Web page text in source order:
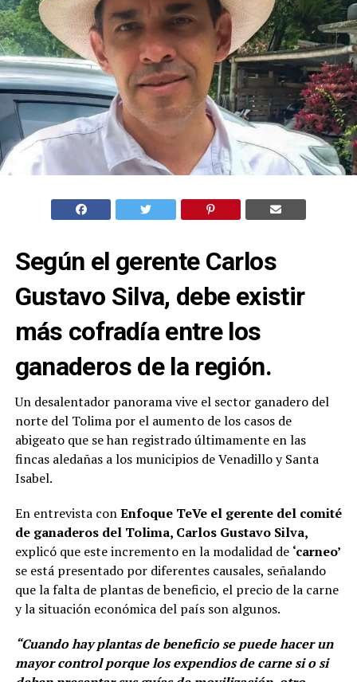
Según el gerente Carlos
Gustavo Silva, debe existir
más cofradía entre los
ganaderos de la región.
Un desalentador panorama vive el sector ganadero del
norte del Tolima por el aumento de los casos de
abigeato que se han registrado últimamente en las
fincas aledañas a los municipios de Venadillo y Santa
Isabel.
En entrevista conEnfoque TeVe el gerente del comité
de ganaderos del Tolima, Carlos Gustavo Silva,
explicó que este incremento en la modalidad de ‘carneo’
se está presentado por diferentes causales, señalando
que la falta de plantas de beneficio, el precio de la carne
y la situación económica del país son algunos.
“Cuando hay plantas de beneficio se puede hacer un
mayor control porque los expendios de carne si o si